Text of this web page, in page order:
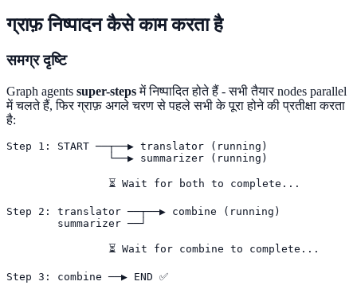
ग्राफ़ निष्पादन कैसे काम करता है
समग्र दृष्टि
Graph agents super-stepsमें निष्पादित होते हैं - सभी तैयार nodes parallel
में चलते हैं, फिर ग्राफ़ अगले चरण से पहले सभी के पूरा होने की प्रतीक्षा करता
है:
Step 1: START ──┬──▶ translator (running)
                └──▶ summarizer (running)
                ⏳ Wait for both to complete...
Step 2: translator ──┬──▶ combine (running)
        summarizer ──┘
                ⏳ Wait for combine to complete...
Step 3: combine ──▶ END ✅